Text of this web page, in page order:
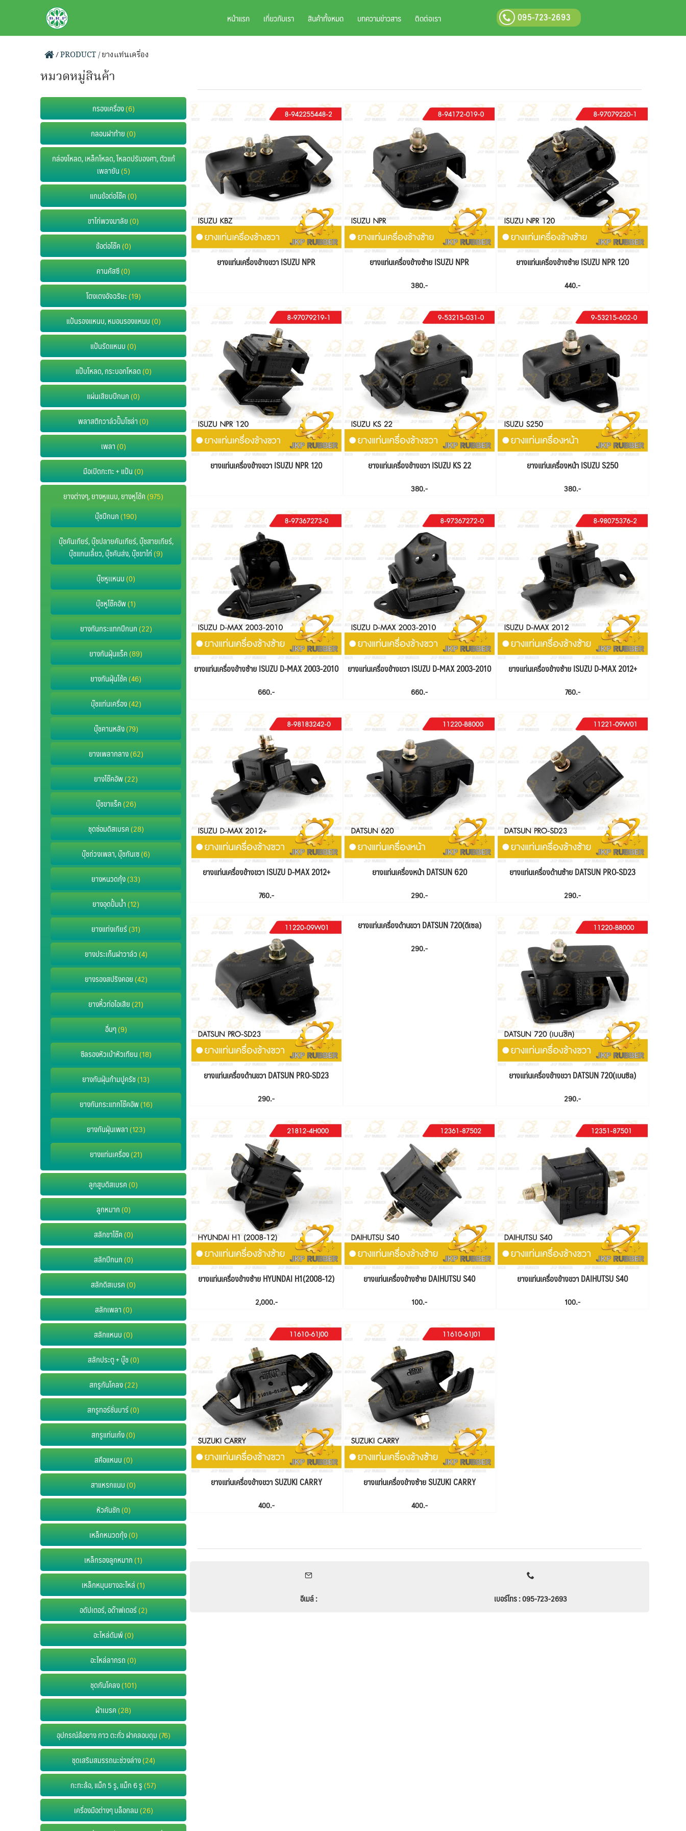
BRPAUTO.COM 095-723-2693
หน้าแรก เกี่ยวกับเรา สินค้าทั้งหมด บทความข่าวสาร ติดต่อเรา
/PRODUCT /ยางแท่นเครื่อง
หมวดหมู่สินค้า
กรองเครื่อง(6)
กลอนฝาท้าย(0)
กล่องโหลด, เหล็กโหลด, โหลดปรับองศา, ตัวแก้
เพลายัน(5)
แกนข้อต่อโช๊ค(0)
ขาไก่พวงมาลัย(0)
ข้อต่อโช๊ค(0)
คานคัสซี(0)
โตงเตงอัจฉริยะ(19)
แป้นรองแหนบ, หมอนรองแหนบ(0)
แป้นรัดแหนบ(0)
แป๊บโหลด, กระบอกโหลด(0)
แผ่นเสียบปีกนก(0)
พลาสติกวาล์วปั๊มโซล่า(0)
เพลา(0)
มือเปิดกะทะ + แป้น(0)
ยางต่างๆ, ยางหูแนบ, ยางหูโช้ค(975)
บุ๊ชปีกนก(190)
บุ๊ชคันเกียร์, บุ๊ชปลายคันเกียร์, บุ๊ชสายเกียร์,
บุ๊ชแกนเลี้ยว, บุ๊ชคันส่ง, บุ๊ชขาไก่(9)
บุ๊ชหูเเหนบ(0)
บุ๊ชหูโช๊คอัพ(1)
ยางกันกระแทกปีกนก(22)
ยางกันฝุ่นแร็ค(89)
ยางกันฝุ่นโช้ค(46)
บุ๊ชแท่นเครื่อง(42)
บุ๊ชคานหลัง(79)
ยางเพลากลาง(62)
ยางโช๊คอัพ(22)
บุ๊ชขาแร็ค(26)
ชุดซ่อมดิสเบรค(28)
บุ๊ชถ่วงเพลา, บุ๊ชกันเซ(6)
ยางหนวดกุ้ง(33)
ยางอุดปั้มน้ำ(12)
ยางแท่งเกียร์(31)
ยางประเก็นฝาวาล์ว(4)
ยางรองสปริงคอย(42)
ยางหิ้วท่อไอเสีย(21)
อื่นๆ(9)
ซีลรองหัวเบ้าหัวเทียน(18)
ยางกันฝุ่นก้ามปูครัช(13)
ยางกันกระแทกโช๊คอัพ(16)
ยางกันฝุ่นเพลา(123)
ยางแท่นเครื่อง(21)
ลูกสูบดิสเบรค(0)
ลูกหมาก(0)
สลักขาโช๊ค(0)
สลักปีกนก(0)
สลักดิสเบรค(0)
สลักเพลา(0)
สลักแหนบ(0)
สลักประตู + บู๊ช(0)
สกรูกันโคลง(22)
สกรูทอร์ชั่นบาร์(0)
สกรูแท่นเก๋ง(0)
สคือแหนบ(0)
สาแหรกแนบ(0)
หัวคันชัก(0)
เหล็กหนวดกุ้ง(0)
เหล็กรองลูกหมาก(1)
เหล็กหมุนยางอะไหล่(1)
อดัปเตอร์, อด๊าฟเตอร์(2)
อะไหล่ดัมพ์(0)
อะไหล่ลากรถ(0)
ชุดกันโคลง(101)
ผ้าเบรค(28)
อุปกรณ์ล้อยาง กาว ตะกั่ว ฝาคลอบดุม(76)
ชุดเสริมสมรรถนะช่วงล่าง(24)
กะทะล้อ, แม็ก 5 รู, แม็ก 6 รู(57)
เครื่องมือต่างๆ บล็อกลม(26)
ยางแท่นเครื่องข้างขวา ISUZU NPR ยางแท่นเครื่องข้างซ้าย ISUZU NPR
380.-
ยางแท่นเครื่องข้างซ้าย ISUZU NPR 120
440.-
ยางแท่นเครื่องข้างขวา ISUZU NPR 120 ยางแท่นเครื่องข้างขวา ISUZU KS 22
380.-
ยางแท่นเครื่องหน้า ISUZU S250
380.-
ยางแท่นเครื่องข้างซ้าย ISUZU D-MAX 2003-2010
660.-
ยางแท่นเครื่องข้างขวา ISUZU D-MAX 2003-2010
660.-
ยางแท่นเครื่องข้างซ้าย ISUZU D-MAX 2012+
760.-
ยางแท่นเครื่องข้างขวา ISUZU D-MAX 2012+
760.-
ยางแท่นเครื่องหน้า DATSUN 620
290.-
ยางแท่นเครื่องด้านซ้าย DATSUN PRO-SD23
290.-
ยางแท่นเครื่องด้านขวา DATSUN PRO-SD23
290.-
ยางแท่นเครื่องด้านขวา DATSUN 720(ดีเซล)
290.-
ยางแท่นเครื่องข้างขวา DATSUN 720(เบนซิล)
290.-
ยางแท่นเครื่องข้างซ้าย HYUNDAI H1(2008-12)
2,000.-
ยางแท่นเครื่องข้างซ้าย DAIHUTSU S40
100.-
ยางแท่นเครื่องข้างขวา DAIHUTSU S40
100.-
ยางแท่นเครื่องข้างขวา SUZUKI CARRY
400.-
ยางแท่นเครื่องข้างซ้าย SUZUKI CARRY
400.-
อีเมล์ : เบอร์โทร : 095-723-2693